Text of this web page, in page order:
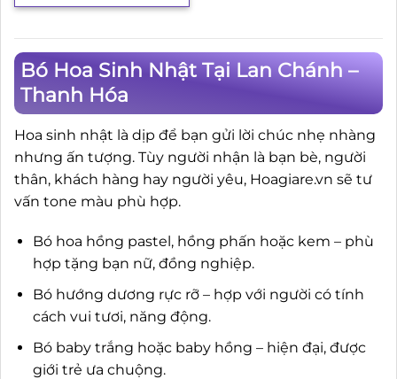
Bó Hoa Sinh Nhật Tại Lan Chánh –
Thanh Hóa
Hoa sinh nhật là dịp để bạn gửi lời chúc nhẹ nhàng
nhưng ấn tượng. Tùy người nhận là bạn bè, người
thân, khách hàng hay người yêu, Hoagiare.vn sẽ tư
vấn tone màu phù hợp.
Bó hoa hồng pastel, hồng phấn hoặc kem – phù
hợp tặng bạn nữ, đồng nghiệp.
Bó hướng dương rực rỡ – hợp với người có tính
cách vui tươi, năng động.
Bó baby trắng hoặc baby hồng – hiện đại, được
giới trẻ ưa chuộng.